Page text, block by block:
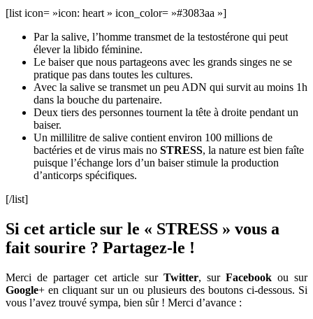
[list icon= »icon: heart » icon_color= »#3083aa »]
Par la salive, l’homme transmet de la testostérone qui peut
élever la libido féminine.
Le baiser que nous partageons avec les grands singes ne se
pratique pas dans toutes les cultures.
Avec la salive se transmet un peu ADN qui survit au moins 1h
dans la bouche du partenaire.
Deux tiers des personnes tournent la tête à droite pendant un
baiser.
Un millilitre de salive contient environ 100 millions de
bactéries et de virus mais no STRESS, la nature est bien faîte
puisque l’échange lors d’un baiser stimule la production
d’anticorps spécifiques.
[/list]
Si cet article sur le « STRESS » vous a
fait sourire ? Partagez-le !
Merci de partager cet article sur Twitter, sur Facebook ou sur
Google+ en cliquant sur un ou plusieurs des boutons ci-dessous. Si
vous l’avez trouvé sympa, bien sûr ! Merci d’avance :